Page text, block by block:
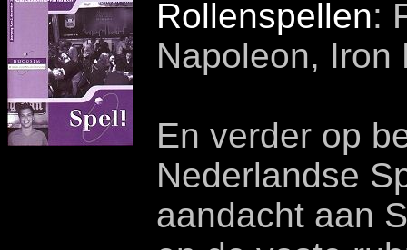
Rollenspellen:
Napoleon, Iron
En verder op
Nederlandse
aandacht aan